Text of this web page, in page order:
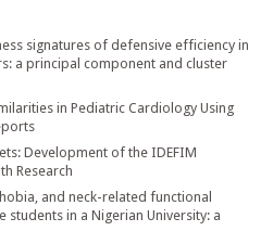
signatures of defensive efficiency in
a principal component and cluster
in Pediatric Cardiology Using
Development of the IDEFIM
Research
and neck-related functional
in a Nigerian University: a